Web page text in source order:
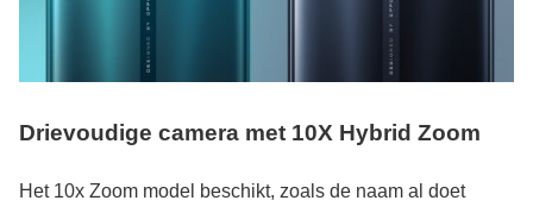
Drievoudige camera met 10X Hybrid Zoom
Het 10x Zoom model beschikt, zoals de naam al doet